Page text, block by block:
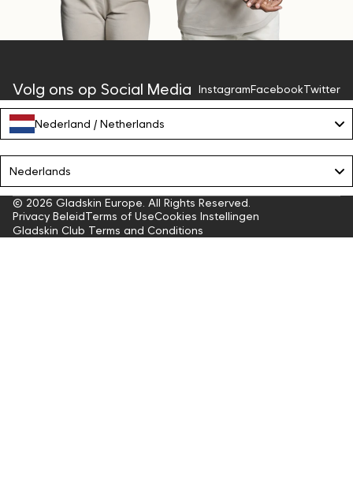
Volg ons op Social Media InstagramFacebookTwitter
Nederland / Netherlands
Language
Nederlands
© 2026 Gladskin Europe . All Rights Reserved.
Privacy BeleidTerms of UseCookies Instellingen
Gladskin Club Terms and Conditions